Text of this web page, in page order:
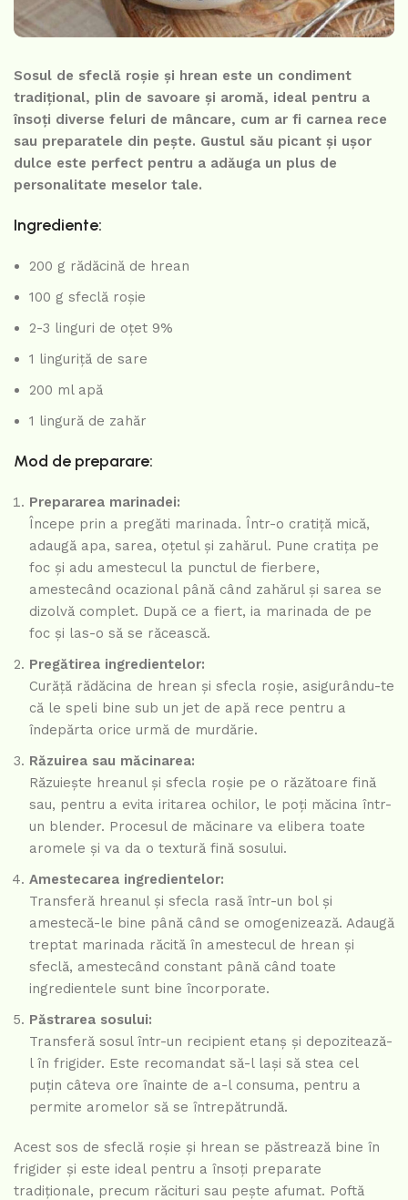
Sosul de sfeclă roșie și hrean este un condiment
tradițional, plin de savoare și aromă, ideal pentru a
însoți diverse feluri de mâncare, cum ar fi carnea rece
sau preparatele din pește. Gustul său picant și ușor
dulce este perfect pentru a adăuga un plus de
personalitate meselor tale.
Ingrediente:
200 g rădăcină de hrean
100 g sfeclă roșie
2-3 linguri de oțet 9%
1 linguriță de sare
200 ml apă
1 lingură de zahăr
Mod de preparare:
Prepararea marinadei:
Începe prin a pregăti marinada. Într-o cratiță mică,
adaugă apa, sarea, oțetul și zahărul. Pune cratița pe
foc și adu amestecul la punctul de fierbere,
amestecând ocazional până când zahărul și sarea se
dizolvă complet. După ce a fiert, ia marinada de pe
foc și las-o să se răcească.
Pregătirea ingredientelor:
Curăță rădăcina de hrean și sfecla roșie, asigurându-te
că le speli bine sub un jet de apă rece pentru a
îndepărta orice urmă de murdărie.
Răzuirea sau măcinarea:
Răzuiește hreanul și sfecla roșie pe o răzătoare fină
sau, pentru a evita iritarea ochilor, le poți măcina într-
un blender. Procesul de măcinare va elibera toate
aromele și va da o textură fină sosului.
Amestecarea ingredientelor:
Transferă hreanul și sfecla rasă într-un bol și
amestecă-le bine până când se omogenizează. Adaugă
treptat marinada răcită în amestecul de hrean și
sfeclă, amestecând constant până când toate
ingredientele sunt bine încorporate.
Păstrarea sosului:
Transferă sosul într-un recipient etanș și depozitează-
l în frigider. Este recomandat să-l lași să stea cel
puțin câteva ore înainte de a-l consuma, pentru a
permite aromelor să se întrepătrundă.
Acest sos de sfeclă roșie și hrean se păstrează bine în
frigider și este ideal pentru a însoți preparate
tradiționale, precum răcituri sau pește afumat. Poftă